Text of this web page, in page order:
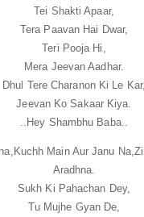
Tei Shakti Apaar,
Tera Paavan Hai Dwar,
Teri Pooja Hi,
Mera Jeevan Aadhar.
Dhul Tere Charanon Ki Le Kar,
Jeevan Ko Sakaar Kiya.
..Hey Shambhu Baba..
Kuchh Main Aur Janu Na,
Aradhna.
Sukh Ki Pahachan Dey,
Tu Mujhe Gyan De,